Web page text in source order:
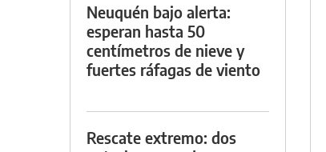
Neuquén bajo alerta:
esperan hasta 50
centímetros de nieve y
fuertes ráfagas de viento
Rescate extremo: dos